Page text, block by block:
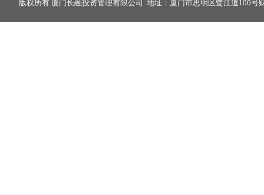
版权所有 厦门长融投资管理有限公司 地址：厦门市思明区鹭江道100